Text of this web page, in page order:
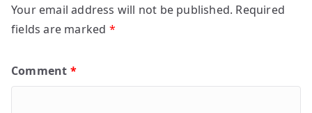
Your email address will not be published. Required
fields are marked *
Comment *